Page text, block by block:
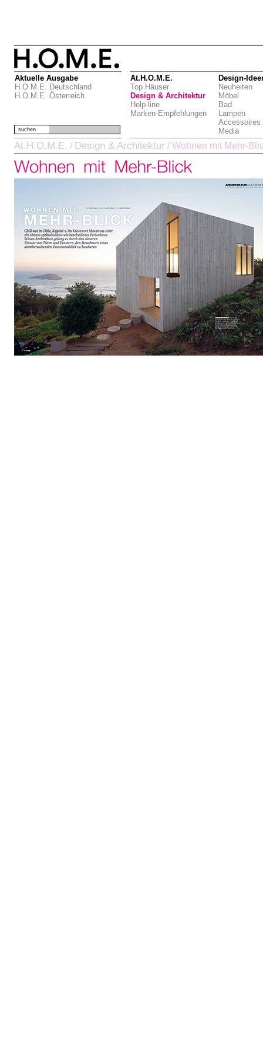
Aktuelle Ausgabe
H.O.M.E. Deutschland
H.O.M.E. Österreich
At.H.O.M.E.
Top Häuser
Design & Architektur
Help-line
Marken-Empfehlungen
Design-
Neuheiten
Möbel
Bad
Lampen
Accessoires
Media
suchen
At.H.O.M.E. / Design & Architektur / Wohnen mit Mehr-